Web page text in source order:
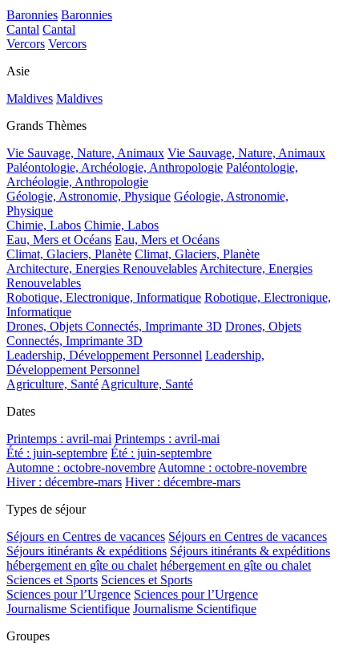
Baronnies Baronnies
Cantal Cantal
Vercors Vercors
Asie
Maldives Maldives
Grands Thèmes
Vie Sauvage, Nature, Animaux Vie Sauvage, Nature, Animaux
Paléontologie, Archéologie, Anthropologie Paléontologie,
Archéologie, Anthropologie
Géologie, Astronomie, Physique Géologie, Astronomie,
Physique
Chimie, Labos Chimie, Labos
Eau, Mers et Océans Eau, Mers et Océans
Climat, Glaciers, Planète Climat, Glaciers, Planète
Architecture, Energies RenouvelablesArchitecture, Energies
Renouvelables
Robotique, Electronique, Informatique Robotique, Electronique,
Informatique
Drones, Objets Connectés, Imprimante 3D Drones, Objets
Connectés, Imprimante 3D
Leadership, Développement Personnel Leadership,
Développement Personnel
Agriculture, SantéAgriculture, Santé
Dates
Printemps : avril-mai Printemps : avril-mai
Été : juin-septembre Été : juin-septembre
Automne : octobre-novembreAutomne : octobre-novembre
Hiver : décembre-mars Hiver : décembre-mars
Types de séjour
Séjours en Centres de vacances Séjours en Centres de vacances
Séjours itinérants & expéditions Séjours itinérants & expéditions
hébergement en gîte ou chalet hébergement en gîte ou chalet
Sciences et Sports Sciences et Sports
Sciences pour l’Urgence Sciences pour l’Urgence
Journalisme Scientifique Journalisme Scientifique
Groupes